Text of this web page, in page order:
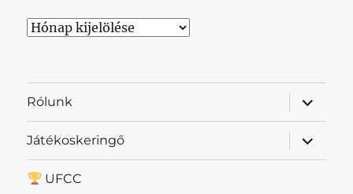
Archívum
Rólunk
almenü
Játékoskeringő
almenü
UFCC